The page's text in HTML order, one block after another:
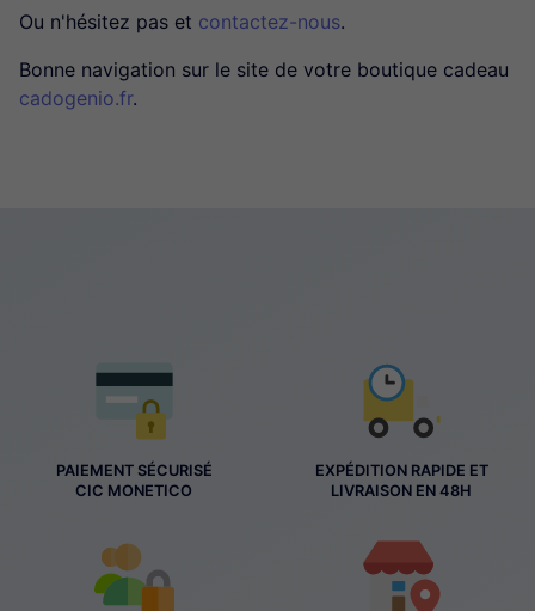
Ou n'hésitez pas et contactez-nous.
Bonne navigation sur le site de votre boutique cadeau
cadogenio.fr.
PAIEMENT SÉCURISÉ
CIC MONETICO
EXPÉDITION RAPIDE ET
LIVRAISON EN 48H